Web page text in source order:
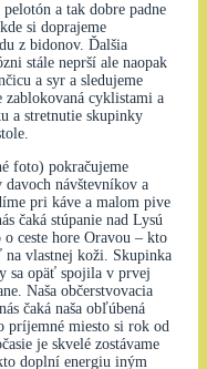
a tak dobre padne
si doprajeme
z bidonov. Ďalšia
stále neprší ale naopak
a syr a sledujeme
zablokovaná cyklistami a
a stretnutie skupinky
foto) pokračujeme
návštevníkov a
pri káve a malom pive
čaká stúpanie nad Lysú
ceste hore Oravou – kto
vlastnej koži. Skupinka
sa opäť spojila v prvej
Naša občerstvovacia
čaká naša obľúbená
príjemné miesto si rok od
je skvelé zostávame
doplní energiu iným